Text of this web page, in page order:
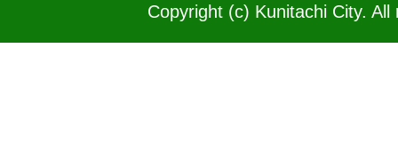
Copyright (c) Kunitachi City.